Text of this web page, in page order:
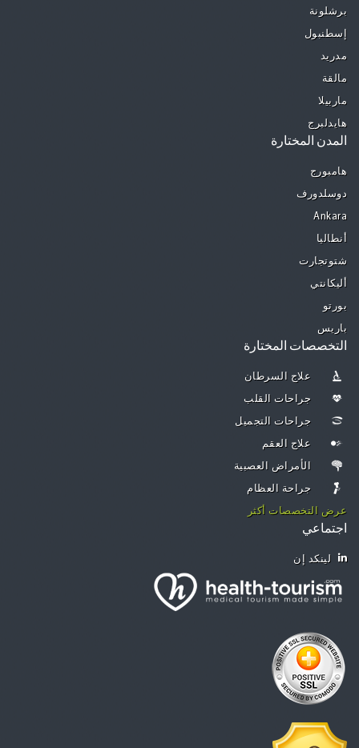
برشلونة
إسطنبول
مدريد
مالقة
ماربيلا
هايدلبرج
المدن المختارة
هامبورج
دوسلدورف
Ankara
أنطاليا
شتوتجارت
أليكانتي
بورتو
باريس
التخصصات المختارة
علاج السرطان
جراحات القلب
جراحات التجميل
علاج العقم
الأمراض العصبية
جراحة العظام
عرض التخصصات أكثر
اجتماعي
لينكد إن